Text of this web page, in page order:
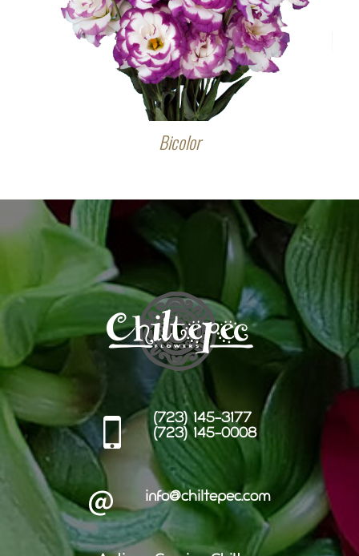
Bicolor
(723) 145-3177
(723) 145-0008
info@chiltepec.com